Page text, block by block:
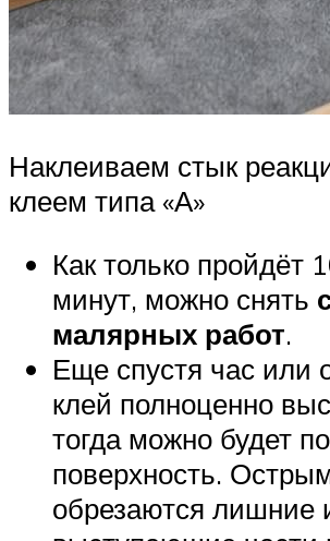
Наклеиваем стык
клеем типа «А»
Как только пройдёт
минут, можно снять
малярных работ.
Еще спустя час или
клей полноценно
тогда можно будет
поверхность.
обрезаются лишние